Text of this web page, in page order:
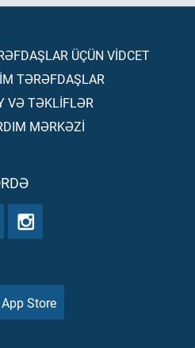
ÜÇÜN VİDCET
TƏRƏFDAŞLAR
VƏ TƏKLİFLƏR
MƏRKƏZİ
App Store